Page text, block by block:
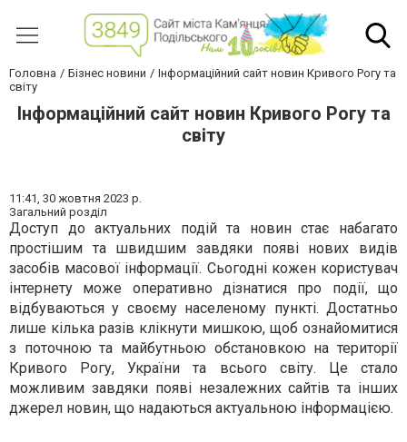
Головна Бізнес новини
Інформаційний сайт новин Кривого Рогу та
світу
Інформаційний сайт новин Кривого Рогу та
світу
11:41, 30 жовтня 2023 р.
Загальний розділ
Доступ до актуальних подій та новин стає набагато
простішим та швидшим завдяки появі нових видів
засобів масової інформації. Сьогодні кожен користувач
інтернету може оперативно дізнатися про події, що
відбуваються у своєму населеному пункті. Достатньо
лише кілька разів клікнути мишкою, щоб ознайомитися
з поточною та майбутньою обстановкою на території
Кривого Рогу, України та всього світу. Це стало
можливим завдяки появі незалежних сайтів та інших
джерел новин, що надаються актуальною інформацією.